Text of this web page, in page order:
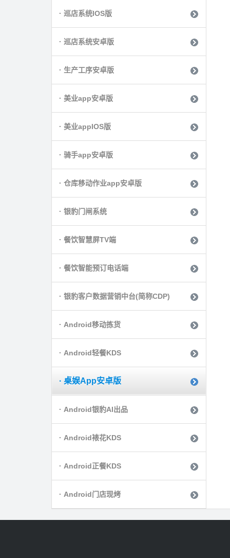
· 巡店系统IOS版
· 巡店系统安卓版
· 生产工序安卓版
· 美业app安卓版
· 美业appIOS版
· 骑手app安卓版
· 仓库移动作业app安卓版
· 银豹门闸系统
· 餐饮智慧屏TV端
· 餐饮智能预订电话端
· 银豹客户数据营销中台(简称CDP)
· Android移动拣货
· Android轻餐KDS
· 桌娱App安卓版
· Android银豹AI出品
· Android裱花KDS
· Android正餐KDS
· Android门店现烤